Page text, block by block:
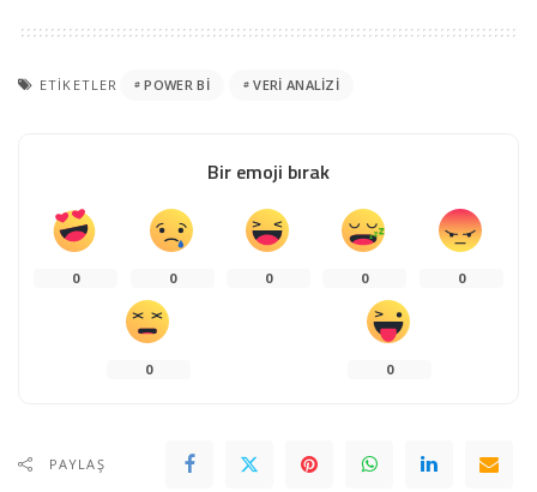
ETIKETLER POWER BI VERI ANALIZI
Bir emoji bırak
0 0 0 0 0
0 0
PAYLAŞ